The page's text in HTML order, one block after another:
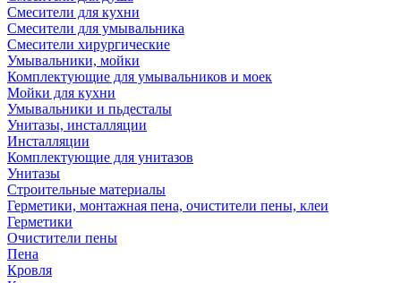
Смесители для кухни
Смесители для умывальника
Смесители хирургические
Умывальники, мойки
Комплектующие для умывальников и моек
Мойки для кухни
Умывальники и пьдесталы
Унитазы, инсталляции
Инсталляции
Комплектующие для унитазов
Унитазы
Строительные материалы
Герметики, монтажная пена, очистители пены, клеи
Герметики
Очистители пены
Пена
Кровля